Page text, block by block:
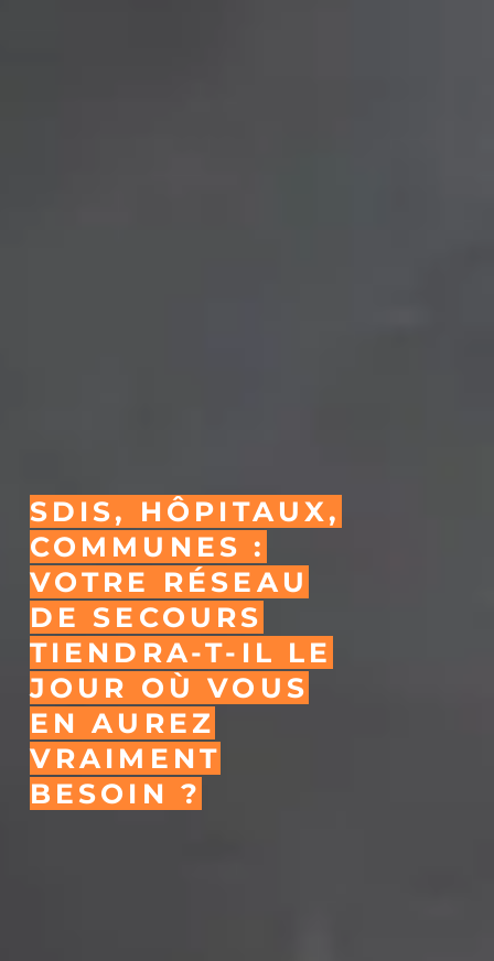
SDIS, HÔPITAUX,
COMMUNES :
VOTRE RÉSEAU
DE SECOURS
TIENDRA-T-IL LE
JOUR OÙ VOUS
EN AUREZ
VRAIMENT
BESOIN ?